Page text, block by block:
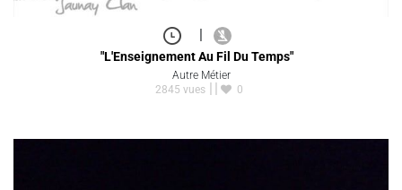
|
"L'Enseignement Au Fil Du Temps"
Autre Métier
2845 vues
0